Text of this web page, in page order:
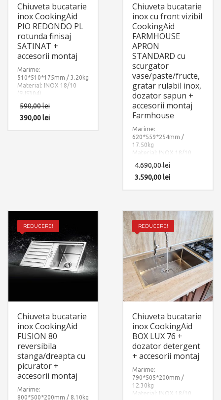
Chiuveta bucatarie
inox CookingAid
PIO REDONDO PL
rotunda finisaj
SATINAT +
accesorii montaj
Marime:
510*510*175mm / 3.20kg
Material: INOX 18/10
(SUS304)
Componente:
CookingAid Pio Redondo
PL rotunda, finisaj
590,00lei
390,00lei
Chiuveta bucatarie
inox cu front vizibil
CookingAid
FARMHOUSE
APRON
STANDARD cu
scurgator
vase/paste/fructe,
gratar rulabil inox,
dozator sapun +
accesorii montaj
Farmhouse
Marime:
620*559*254mm /
17.50kg
Material: INOX 18/10
Componente: Chiuveta
Farm House Apron
tavita din inox perforat.
Include: pachet complet
accesorii montaj.
4.690,00lei
3.590,00lei
REDUCERE!
Chiuveta bucatarie
inox CookingAid
FUSION 80
reversibila
stanga/dreapta cu
picurator +
accesorii montaj
Marime:
800*500*200mm / 8.10kg
REDUCERE!
Chiuveta bucatarie
inox CookingAid
BOX LUX 76 +
dozator detergent
+ accesorii montaj
Marime:
790*505*200mm /
12.30kg
Material: INOX 18/10